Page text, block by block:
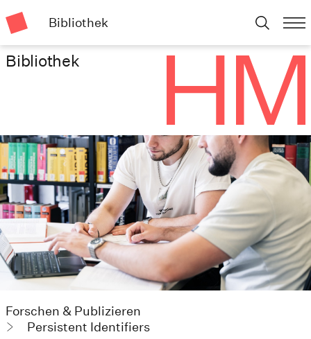
Bibliothek
Bibliothek
Forschen & Publizieren
Persistent Identifiers